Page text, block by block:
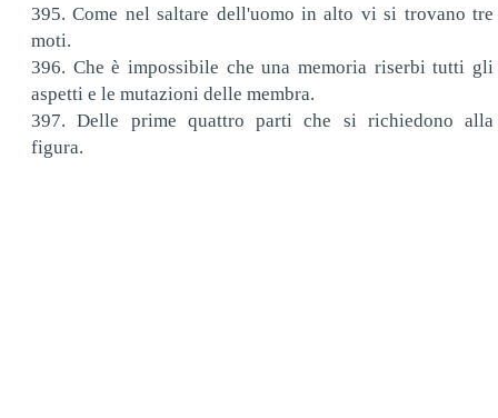
395. Come nel saltare dell'uomo in alto vi si trovano tre
moti.
396. Che è impossibile che una memoria riserbi tutti gli
aspetti e le mutazioni delle membra.
397. Delle prime quattro parti che si richiedono alla
figura.